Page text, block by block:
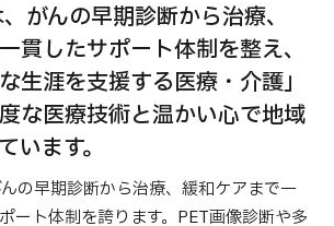
がんの早期診断から治療、
貫したサポート体制を整え、
生涯を支援する医療・介護」
な医療技術と温かい心で地域
います。
の早期診断から治療、緩和ケアまで一
ート体制を誇ります。PET画像診断や多